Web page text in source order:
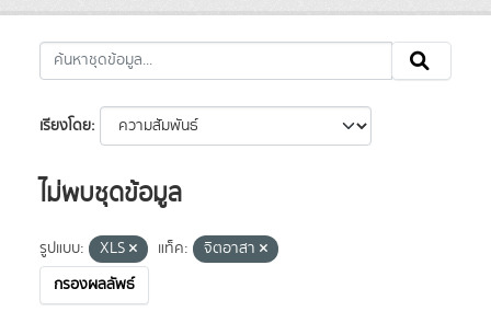
เรียงโดย
ไม่พบชุดข้อมูล
รูปแบบ: XLS แท็ค:
จิตอาสา
กรองผลลัพธ์